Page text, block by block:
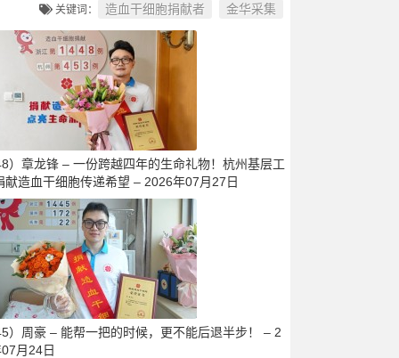
关键词： 造血干细胞捐献者 金华采集
）章龙锋 – 一份跨越四年的生命礼物！杭州基层工
献造血干细胞传递希望 – 2026年07月27日
）周豪 – 能帮一把的时候，更不能后退半步！ – 2
月24日